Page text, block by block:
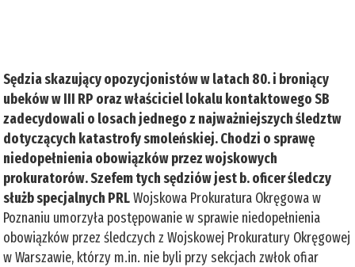
Sędzia skazujący opozycjonistów w latach 80. i broniący
ubeków w III RP oraz właściciel lokalu kontaktowego SB
zadecydowali o losach jednego z najważniejszych śledztw
dotyczących katastrofy smoleńskiej. Chodzi o sprawę
niedopełnienia obowiązków przez wojskowych
prokuratorów. Szefem tych sędziów jest b. oficer śledczy
służb specjalnych PRLWojskowa Prokuratura Okręgowa w
Poznaniu umorzyła postępowanie w sprawie niedopełnienia
obowiązków przez śledczych z Wojskowej Prokuratury Okręgowej
w Warszawie, którzy m.in. nie byli przy sekcjach zwłok ofiar